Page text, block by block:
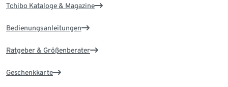
Tchibo Kataloge & Magazine
Bedienungsanleitungen
Ratgeber & Größenberater
Geschenkkarte